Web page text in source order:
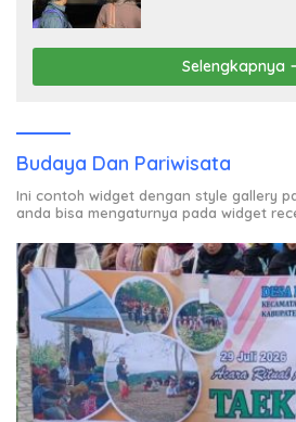
Selengkapnya
Budaya Dan Pariwisata
Ini contoh widget dengan style gallery
anda bisa mengaturnya pada widget